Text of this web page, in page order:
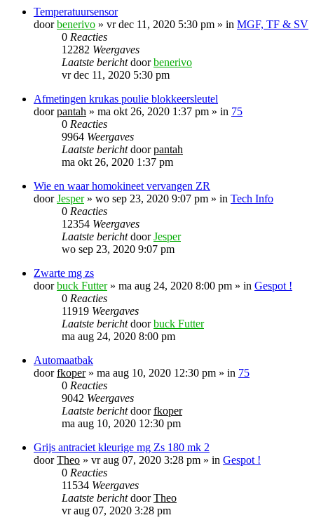
Temperatuursensor
doorbenerivo » vr dec 11, 2020 5:30 pm » in MGF, TF & SV
0 Reacties
12282 Weergaves
Laatste berichtdoorbenerivo
vr dec 11, 2020 5:30 pm
Afmetingen krukas poulie blokkeersleutel
doorpantah » ma okt 26, 2020 1:37 pm » in 75
0 Reacties
9964 Weergaves
Laatste berichtdoorpantah
ma okt 26, 2020 1:37 pm
Wie en waar homokineet vervangen ZR
doorJesper» wo sep 23, 2020 9:07 pm » in Tech Info
0 Reacties
12354 Weergaves
Laatste berichtdoorJesper
wo sep 23, 2020 9:07 pm
Zwarte mg zs
doorbuck Futter» ma aug 24, 2020 8:00 pm » in Gespot !
0 Reacties
11919 Weergaves
Laatste berichtdoorbuck Futter
ma aug 24, 2020 8:00 pm
Automaatbak
doorfkoper» ma aug 10, 2020 12:30 pm » in 75
0 Reacties
9042 Weergaves
Laatste berichtdoorfkoper
ma aug 10, 2020 12:30 pm
Grijs antraciet kleurige mg Zs 180 mk 2
doorTheo » vr aug 07, 2020 3:28 pm » in Gespot !
0 Reacties
11534 Weergaves
Laatste berichtdoorTheo
vr aug 07, 2020 3:28 pm